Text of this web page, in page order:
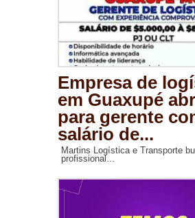
Empresa de
em Guaxupé
para gerente
salário de...
Martins Logística e Transporte
profissional...